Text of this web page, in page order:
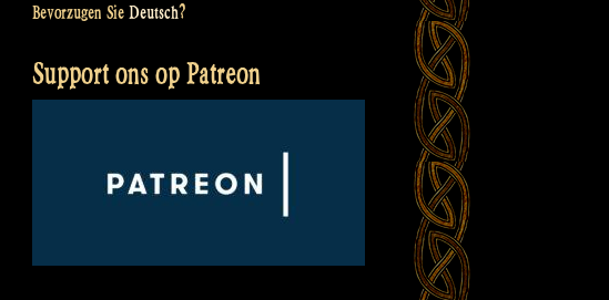
Bevorzugen Sie Deutsch?
Support ons op Patreon